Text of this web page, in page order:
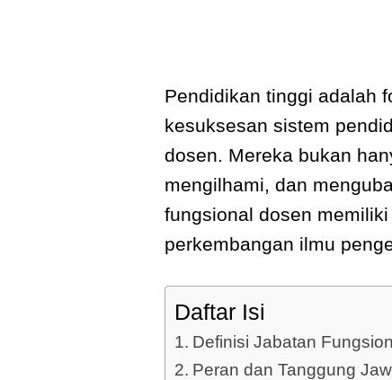
Pendidikan tinggi adalah
kesuksesan sistem
dosen. Mereka bukan
mengilhami, dan
fungsional dosen
perkembangan ilmu
Daftar Isi
Definisi Jabatan
Peran dan Tanggung